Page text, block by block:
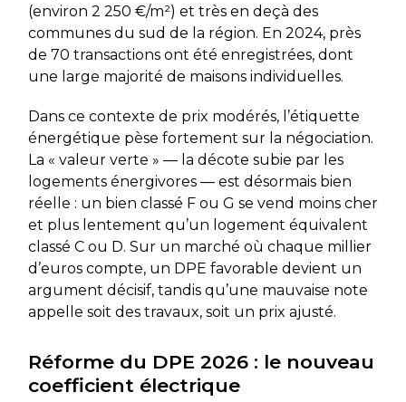
(environ 2 250 €/m²) et très en deçà des
communes du sud de la région. En 2024, près
de 70 transactions ont été enregistrées, dont
une large majorité de maisons individuelles.
Dans ce contexte de prix modérés, l’étiquette
énergétique pèse fortement sur la négociation.
La « valeur verte » — la décote subie par les
logements énergivores — est désormais bien
réelle : un bien classé F ou G se vend moins cher
et plus lentement qu’un logement équivalent
classé C ou D. Sur un marché où chaque millier
d’euros compte, un DPE favorable devient un
argument décisif, tandis qu’une mauvaise note
appelle soit des travaux, soit un prix ajusté.
Réforme du DPE 2026 : le nouveau
coefficient électrique